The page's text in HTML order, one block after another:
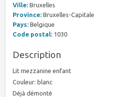
Ville: Bruxelles
Province: Bruxelles-Capitale
Pays: Belgique
Code postal: 1030
Description
Lit mezzanine enfant
Couleur: blanc
Déjà démonté